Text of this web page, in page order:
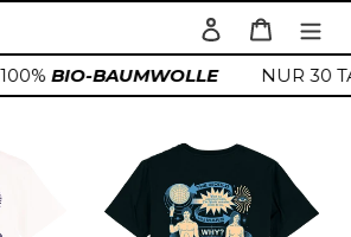
Suchen
Einloggen Warenkorb
100%BIO-BAUMWOLLE NUR